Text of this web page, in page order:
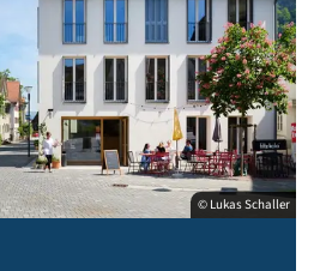
© Lukas Schaller